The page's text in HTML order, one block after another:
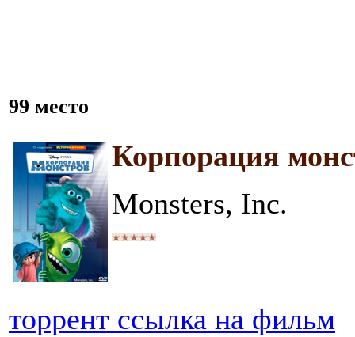
99 место
Корпорация
Monsters, Inc.
торрент ссылка на фильм